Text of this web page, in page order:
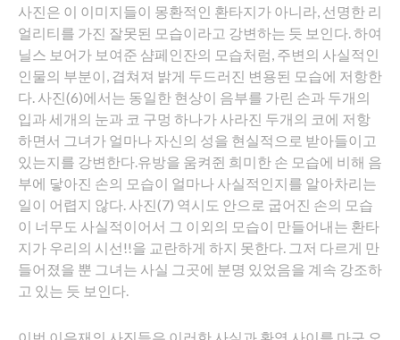
사진은 이 이미지들이 몽환적인 환타지가 아니라, 선명한 리
얼리티를 가진 잘못된 모습이라고 강변하는 듯 보인다. 하여
닐스 보어가 보여준 샴페인잔의 모습처럼, 주변의 사실적인
인물의 부분이, 겹쳐져 밝게 두드러진 변용된 모습에 저항한
다. 사진(6)에서는 동일한 현상이 음부를 가린 손과 두개의
입과 세개의 눈과 코 구멍 하나가 사라진 두개의 코에 저항
하면서 그녀가 얼마나 자신의 성을 현실적으로 받아들이고
있는지를 강변한다.유방을 움켜쥔 희미한 손 모습에 비해 음
부에 닿아진 손의 모습이 얼마나 사실적인지를 알아차리는
일이 어렵지 않다. 사진(7) 역시도 안으로 굽어진 손의 모습
이 너무도 사실적이어서 그 이외의 모습이 만들어내는 환타
지가 우리의 시선!!을 교란하게 하지 못한다. 그저 다르게 만
들어졌을 뿐 그녀는 사실 그곳에 분명 있었음을 계속 강조하
고 있는 듯 보인다.